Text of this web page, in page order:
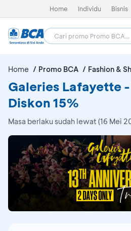
Home Individu Bisnis
Home Promo BCA Fashion &
Galeries Lafayette
Diskon 15%
Masa berlaku sudah lewat (16 Mei